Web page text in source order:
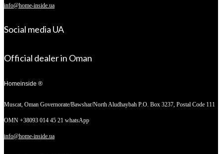
info@home-inside.ua
Social media UA
Official dealer in Oman
Homeinside ®
Muscat, Oman Governorate/Bawshar/North Aludhaybah P.O. Box 3237, Postal Code 111
OMN +38093 014 45 21 whatsApp
info@home-inside.ua